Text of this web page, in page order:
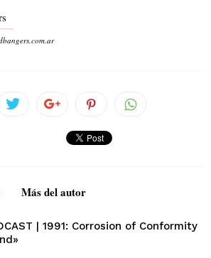
Más del autor
| 1991: Corrosion of Conformity